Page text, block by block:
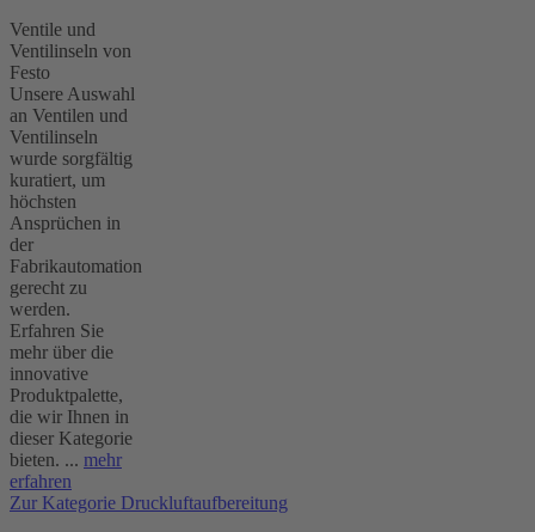
Ventile und
Ventilinseln von
Festo
Unsere Auswahl
an Ventilen und
Ventilinseln
wurde sorgfältig
kuratiert, um
höchsten
Ansprüchen in
der
Fabrikautomation
gerecht zu
werden.
Erfahren Sie
mehr über die
innovative
Produktpalette,
die wir Ihnen in
dieser Kategorie
bieten. ... mehr
erfahren
Zur Kategorie Druckluftaufbereitung